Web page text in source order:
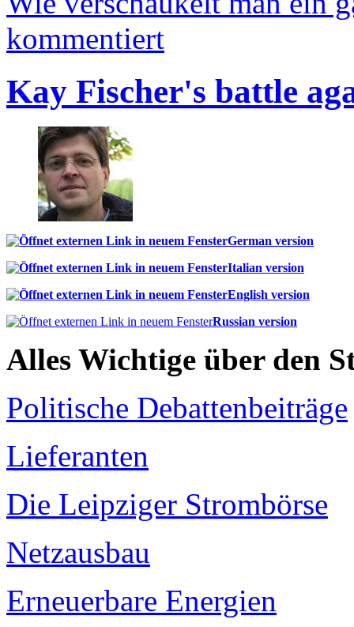
kommentiert
Kay Fischer's battle
German version
Italian version
English version
Russian version
Alles Wichtige über den
Politische Debattenbeiträge
Lieferanten
Die Leipziger Strombörse
Netzausbau
Erneuerbare Energien